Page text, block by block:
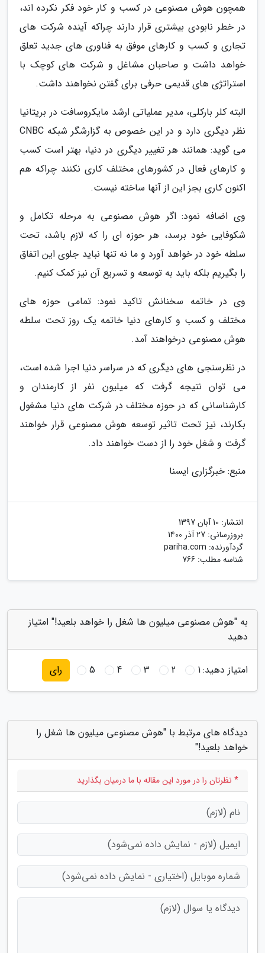
همچون هوش مصنوعی در کسب و کار خود فکر نکرده اند،
در خطر نابودی بیشتری قرار دارند چراکه آینده شرکت های
تجاری و کسب و کارهای موفق به فناوری های جدید تعلق
خواهد داشت و صاحبان مشاغل و شرکت های کوچک با
استراتژی های قدیمی حرفی برای گفتن نخواهند داشت.
البته کلر بارکلی، مدیر عملیاتی ارشد مایکروسافت در بریتانیا
نظر دیگری دارد و در این خصوص به گزارشگر شبکه CNBC
می گوید: همانند هر تغییر دیگری در دنیا، بهتر است کسب
و کارهای فعال در کشورهای مختلف کاری نکنند چراکه هم
اکنون کاری بجز این از آنها ساخته نیست.
وی اضافه نمود: اگر هوش مصنوعی به مرحله تکامل و
شکوفایی خود برسد، هر حوزه ای را که لازم باشد، تحت
سلطه خود در خواهد آورد و ما نه تنها نباید جلوی این اتفاق
را بگیریم بلکه باید به توسعه و تسریع آن نیز کمک کنیم.
وی در خاتمه سخنانش تاکید نمود: تمامی حوزه های
مختلف و کسب و کارهای دنیا خاتمه یک روز تحت سلطه
هوش مصنوعی درخواهند آمد.
در نظرسنجی های دیگری که در سراسر دنیا اجرا شده است،
می توان نتیجه گرفت که میلیون نفر از کارمندان و
کارشناسانی که در حوزه مختلف در شرکت های دنیا مشغول
بکارند، نیز تحت تاثیر توسعه هوش مصنوعی قرار خواهند
گرفت و شغل خود را از دست خواهند داد.
منبع: خبرگزاری ایسنا
انتشار: 10 آبان 1397
بروزرسانی: 27 آذر 1400
گردآورنده: pariha.com
شناسه مطلب: 766
به "هوش مصنوعی میلیون ها شغل را خواهد بلعید!" امتیاز
دهید
امتیاز دهید:1
2
3
4
5 رای
دیدگاه های مرتبط با "هوش مصنوعی میلیون ها شغل را
خواهد بلعید!"
* نظرتان را در مورد این مقاله با ما درمیان بگذارید